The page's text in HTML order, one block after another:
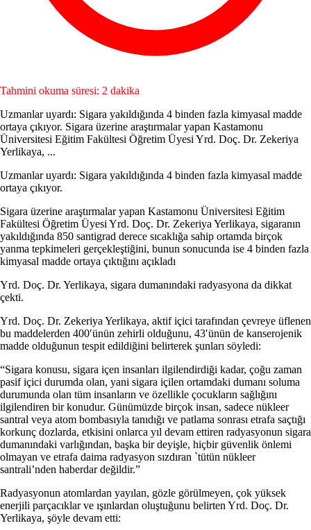
Tahmini okuma süresi: 2 dakika
Uzmanlar uyardı: Sigara yakıldığında 4 binden fazla kimyasal madde
ortaya çıkıyor. Sigara üzerine araştırmalar yapan Kastamonu
Üniversitesi Eğitim Fakültesi Öğretim Üyesi Yrd. Doç. Dr. Zekeriya
Yerlikaya, ...
Uzmanlar uyardı: Sigara yakıldığında 4 binden fazla kimyasal madde
ortaya çıkıyor.
Sigara üzerine araştırmalar yapan Kastamonu Üniversitesi Eğitim
Fakültesi Öğretim Üyesi Yrd. Doç. Dr. Zekeriya Yerlikaya, sigaranın
yakıldığında 850 santigrad derece sıcaklığa sahip ortamda birçok
yanma tepkimeleri gerçekleştiğini, bunun sonucunda ise 4 binden fazla
kimyasal madde ortaya çıktığını açıkladı
Yrd. Doç. Dr. Yerlikaya, sigara dumanındaki radyasyona da dikkat
çekti.
Yrd. Doç. Dr. Zekeriya Yerlikaya, aktif içici tarafından çevreye üflenen
bu maddelerden 400′ünün zehirli olduğunu, 43′ünün de kanserojenik
madde olduğunun tespit edildiğini belirterek şunları söyledi:
“Sigara konusu, sigara içen insanları ilgilendirdiği kadar, çoğu zaman
pasif içici durumda olan, yani sigara içilen ortamdaki dumanı soluma
durumunda olan tüm insanların ve özellikle çocukların sağlığını
ilgilendiren bir konudur. Günümüzde birçok insan, sadece nükleer
santral veya atom bombasıyla tanıdığı ve patlama sonrası etrafa saçtığı
korkunç dozlarda, etkisini onlarca yıl devam ettiren radyasyonun sigara
dumanındaki varlığından, başka bir deyişle, hiçbir güvenlik önlemi
olmayan ve etrafa daima radyasyon sızdıran `tütün nükleer
santrali’nden haberdar değildir.”
Radyasyonun atomlardan yayılan, gözle görülmeyen, çok yüksek
enerjili parçacıklar ve ışınlardan oluştuğunu belirten Yrd. Doç. Dr.
Yerlikaya, şöyle devam etti: